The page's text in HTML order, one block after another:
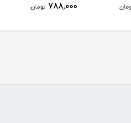
تومان 788,000 تومان